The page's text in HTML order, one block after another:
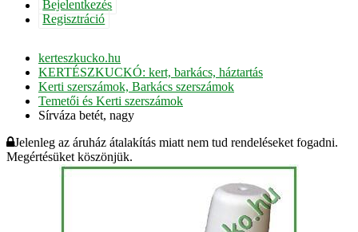
Bejelentkezés
Regisztráció
kerteszkucko.hu
KERTÉSZKUCKÓ: kert, barkács, háztartás
Kerti szerszámok, Barkács szerszámok
Temetői és Kerti szerszámok
Sírváza betét, nagy
Jelenleg az áruház átalakítás miatt nem tud rendeléseket fogadni.
Megértésüket köszönjük.